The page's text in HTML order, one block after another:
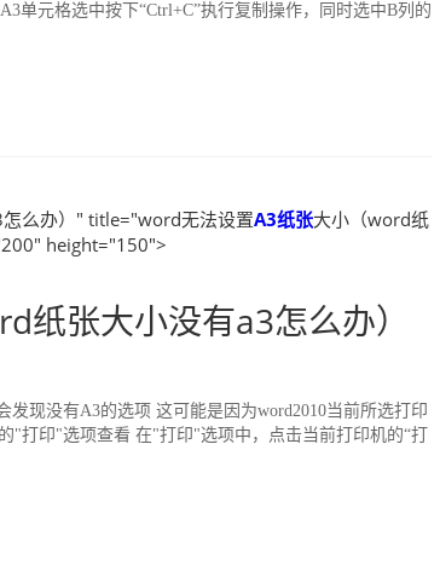
单元格选中按下“Ctrl+C”执行复制操作，同时选中B列的
么办）" title="word无法设置A3纸张大小（word纸
height="150">
纸张大小没有a3怎么办）
发现没有A3的选项 这可能是因为word2010当前所选打印
"打印"选项查看 在"打印"选项中，点击当前打印机的“打